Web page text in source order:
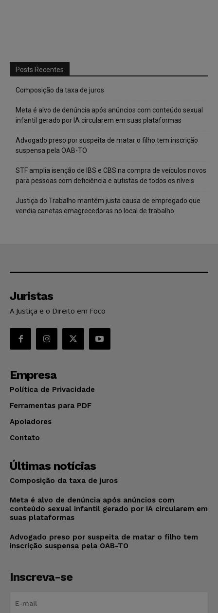
Posts Recentes
Composição da taxa de juros
Meta é alvo de denúncia após anúncios com conteúdo sexual
infantil gerado por IA circularem em suas plataformas
Advogado preso por suspeita de matar o filho tem inscrição
suspensa pela OAB-TO
STF amplia isenção de IBS e CBS na compra de veículos novos
para pessoas com deficiência e autistas de todos os níveis
Justiça do Trabalho mantém justa causa de empregado que
vendia canetas emagrecedoras no local de trabalho
Juristas
A Justiça e o Direito em Foco
Empresa
Política de Privacidade
Ferramentas para PDF
Apoiadores
Contato
Últimas notícias
Composição da taxa de juros
Meta é alvo de denúncia após anúncios com
conteúdo sexual infantil gerado por IA circularem em
suas plataformas
Advogado preso por suspeita de matar o filho tem
inscrição suspensa pela OAB-TO
Inscreva-se